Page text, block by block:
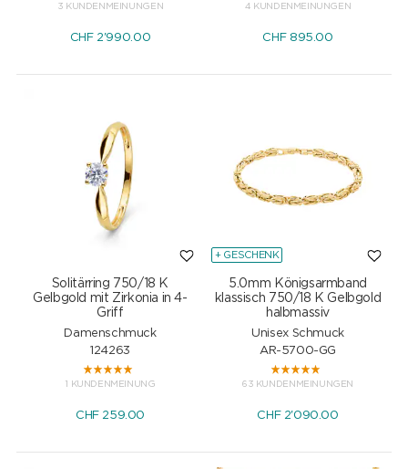
3 KUNDENMEINUNGEN
CHF2'990.00
4 KUNDENMEINUNGEN
CHF895.00
Solitärring 750/18 K
Gelbgold mit Zirkonia in 4-
Griff
Damenschmuck
124263
1 KUNDENMEINUNG
CHF259.00
+ GESCHENK
5.0mm Königsarmband
klassisch 750/18 K Gelbgold
halbmassiv
Unisex Schmuck
AR-5700-GG
63 KUNDENMEINUNGEN
CHF2'090.00